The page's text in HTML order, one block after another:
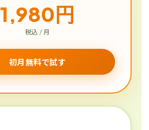
1,980円
税込 / 月
初月無料で試す